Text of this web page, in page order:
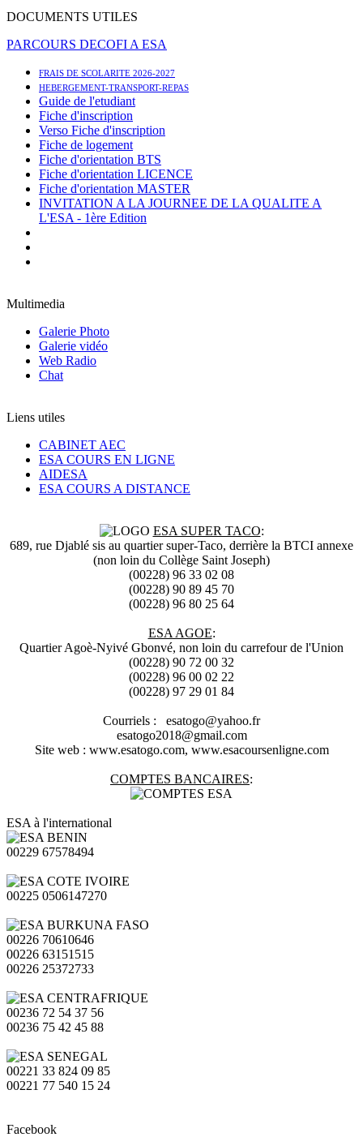
DOCUMENTS UTILES
PARCOURS DECOFI A ESA
FRAIS DE SCOLARITE 2026-2027
HEBERGEMENT-TRANSPORT-REPAS
Guide de l'etudiant
Fiche d'inscription
Verso Fiche d'inscription
Fiche de logement
Fiche d'orientation BTS
Fiche d'orientation LICENCE
Fiche d'orientation MASTER
INVITATION A LA JOURNEE DE LA QUALITE A
L'ESA - 1ère Edition
Multimedia
Galerie Photo
Galerie vidéo
Web Radio
Chat
Liens utiles
CABINET AEC
ESA COURS EN LIGNE
AIDESA
ESA COURS A DISTANCE
ESA SUPER TACO:
689, rue Djablé sis au quartier super-Taco, derrière la BTCI annexe
(non loin du Collège Saint Joseph)
(00228) 96 33 02 08
(00228) 90 89 45 70
(00228) 96 80 25 64
ESA AGOE:
Quartier Agoè-Nyivé Gbonvé, non loin du carrefour de l'Union
(00228) 90 72 00 32
(00228) 96 00 02 22
(00228) 97 29 01 84
Courriels : esatogo@yahoo.fr
esatogo2018@gmail.com
Site web : www.esatogo.com, www.esacoursenligne.com
COMPTES BANCAIRES:
ESA à l'international
00229 67578494
00225 0506147270
00226 70610646
00226 63151515
00226 25372733
00236 72 54 37 56
00236 75 42 45 88
00221 33 824 09 85
00221 77 540 15 24
Facebook